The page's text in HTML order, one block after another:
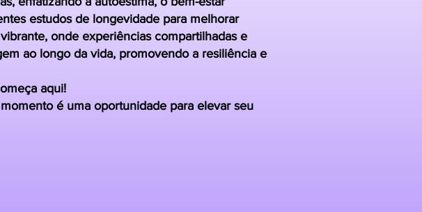
estudos de longevidade para melhorar
onde experiências compartilhadas e
ao longo da vida, promovendo a resiliência e
aqui!
é uma oportunidade para elevar seu